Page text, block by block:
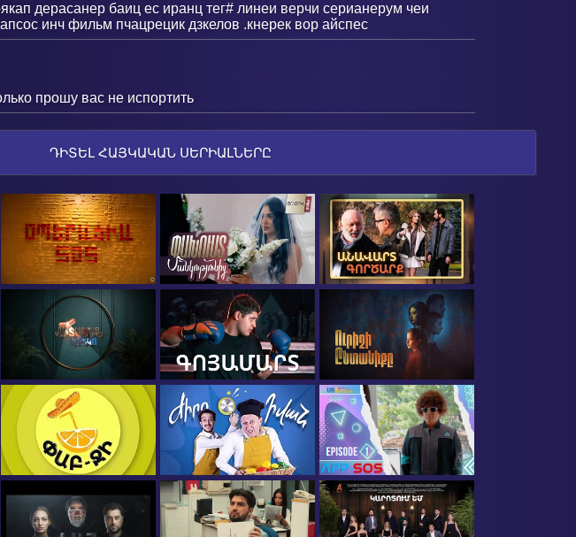
дерасанер баиц ес иранц тег# линеи верчи серианерум чеи
инч фильм пчацрецик дзкелов .кнерек вор айспес
прошу вас не испортить
ԴԻՏԵԼ ՀԱՅԿԱԿԱՆ ՍԵՐԻԱԼՆԵՐԸ